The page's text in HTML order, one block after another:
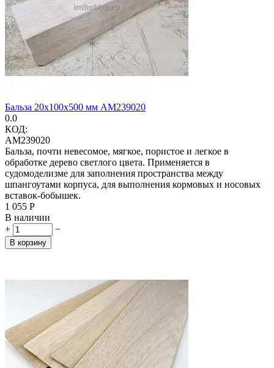
Бальза 20х100х500 мм AM239020
0.0
КОД:
AM239020
Бальза, почти невесомое, мягкое, пористое и легкое в
обработке дерево светлого цвета. Применяется в
судомоделизме для заполнения пространства между
шпангоутами корпуса, для выполнения кормовых и носовых
вставок-бобышек.
1 055 Р
В наличии
+
−
В корзину